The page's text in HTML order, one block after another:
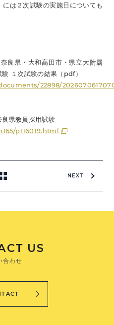
は２次試験の実施日についても
良県・大和高田市・県立大附属
１次試験の結果（pdf）
22898/
県教員採用試験
p116019.html
NEXT
US
合わせ